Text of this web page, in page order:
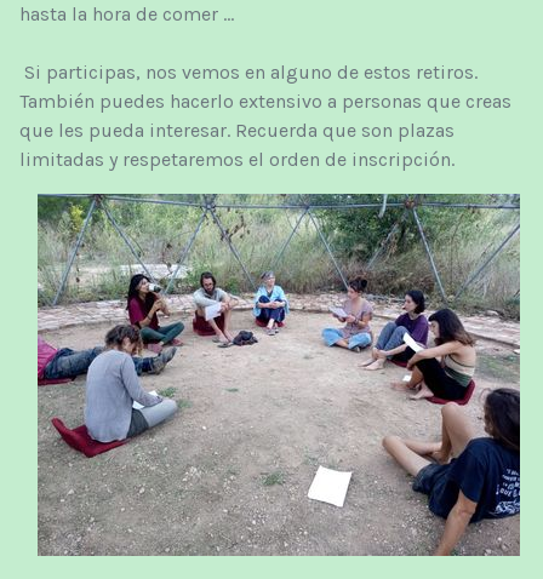
hasta la hora de comer ...
Si participas, nos vemos en alguno de estos retiros.
También puedes hacerlo extensivo a personas que creas
que les pueda interesar. Recuerda que son plazas
limitadas y respetaremos el orden de inscripción.